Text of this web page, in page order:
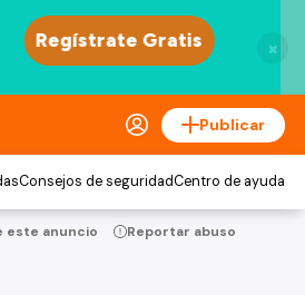
×
Publicar
Consejos de seguridadCentro de ayuda
este anuncio Reportar abuso